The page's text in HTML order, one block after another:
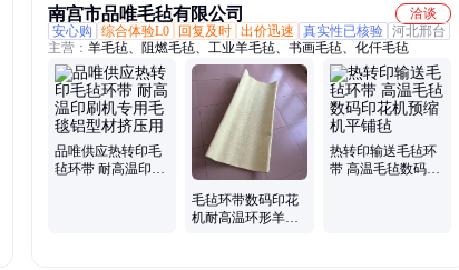
南宫市品唯毛毡有限公司
洽谈
安心购
综合体验L0 回复及时 出价迅速 真实性已核验 河北邢台
主营： 羊毛毡、阻燃毛毡、工业羊毛毡、书画毛毡、化仟毛毡
品唯供应热转印毛
毡环带 耐高温印刷
毛毡环带数码印花
机耐高温环形羊毛
热转印输送毛毡环
带 高温毛毡数码印